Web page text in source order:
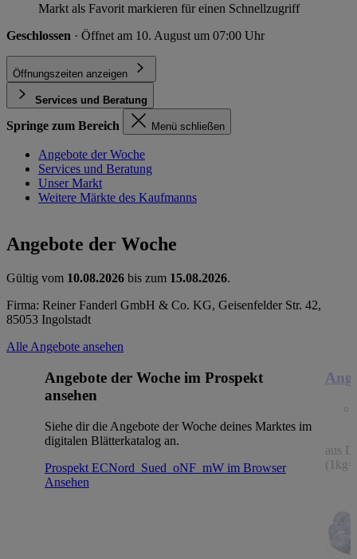
Markt als Favorit markieren für einen Schnellzugriff
Geschlossen · Öffnet am 10. August um 07:00 Uhr
Öffnungszeiten anzeigen
Services und Beratung
Springe zum Bereich Menü schließen
Angebote der Woche
Services und Beratung
Unser Markt
Weitere Märkte des Kaufmanns
Angebote der Woche
Gültig vom 10.08.2026 bis zum 15.08.2026.
Firma: Reiner Fanderl GmbH & Co. KG, Geisenfelder Str. 42,
85053 Ingolstadt
Alle Angebote ansehen
Angebote der Woche im Prospekt
ansehen
Siehe dir die Angebote der Woche deines Marktes im
digitalen Blätterkatalog an.
Prospekt ECNord_Sued_oNF_mW im Browser
Ansehen
aus